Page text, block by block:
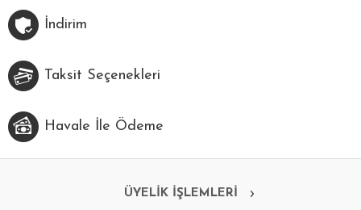
İndirim
Taksit Seçenekleri
Havale İle Ödeme
ÜYELİK İŞLEMLERİ